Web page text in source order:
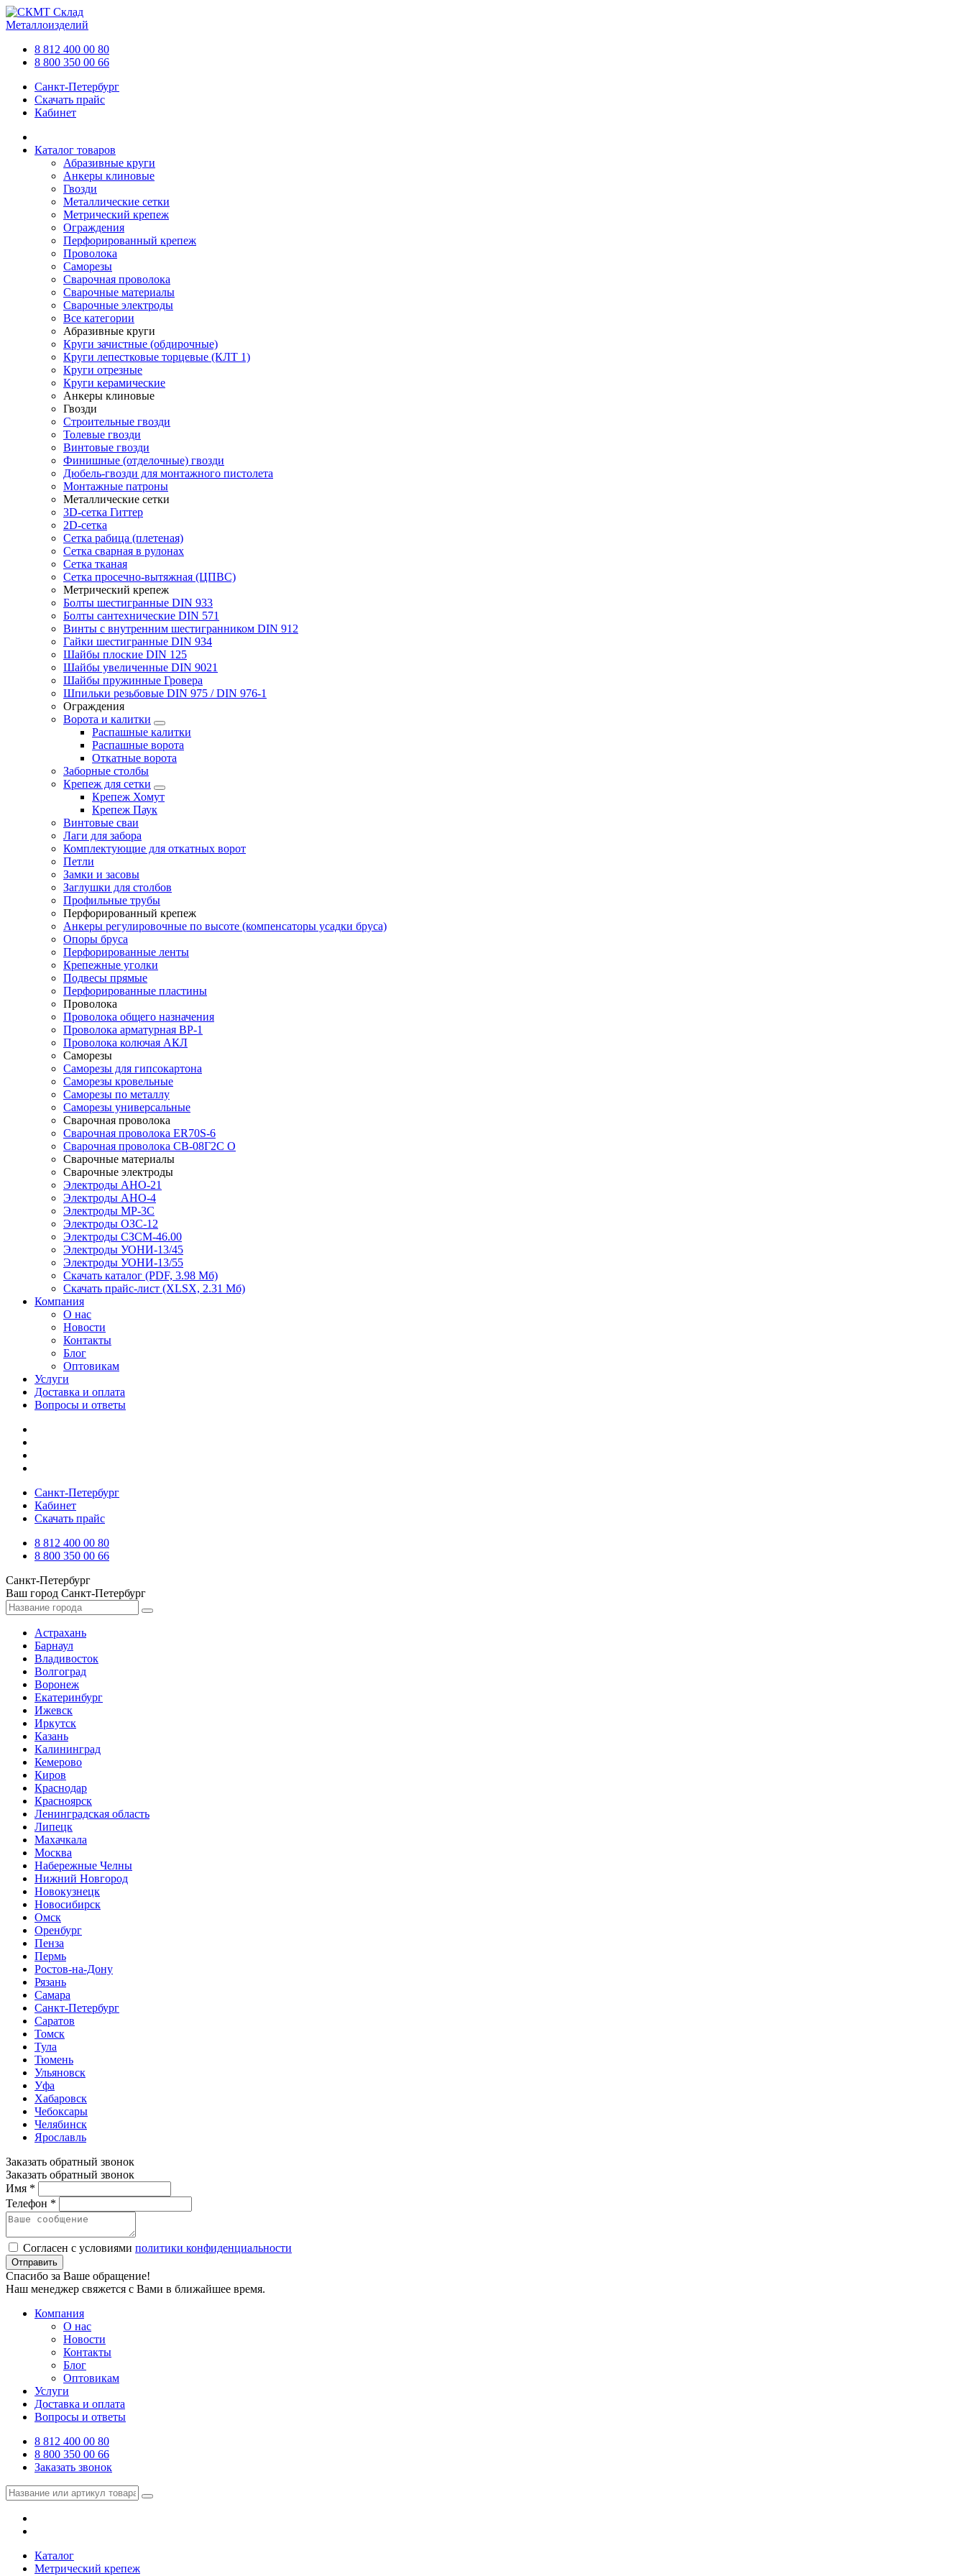
Склад
Металлоизделий
8 812 400 00 80
8 800 350 00 66
Санкт-Петербург
Скачать прайс
Кабинет
Каталог товаров
Абразивные круги
Анкеры клиновые
Гвозди
Металлические сетки
Метрический крепеж
Ограждения
Перфорированный крепеж
Проволока
Саморезы
Сварочная проволока
Сварочные материалы
Сварочные электроды
Все категории
Абразивные круги
Круги зачистные (обдирочные)
Круги лепестковые торцевые (КЛТ 1)
Круги отрезные
Круги керамические
Анкеры клиновые
Гвозди
Строительные гвозди
Толевые гвозди
Винтовые гвозди
Финишные (отделочные) гвозди
Дюбель-гвозди для монтажного пистолета
Монтажные патроны
Металлические сетки
3D-сетка Гиттер
2D-сетка
Сетка рабица (плетеная)
Сетка сварная в рулонах
Сетка тканая
Сетка просечно-вытяжная (ЦПВС)
Метрический крепеж
Болты шестигранные DIN 933
Болты сантехнические DIN 571
Винты с внутренним шестигранником DIN 912
Гайки шестигранные DIN 934
Шайбы плоские DIN 125
Шайбы увеличенные DIN 9021
Шайбы пружинные Гровера
Шпильки резьбовые DIN 975 / DIN 976-1
Ограждения
Ворота и калитки
Распашные калитки
Распашные ворота
Откатные ворота
Заборные столбы
Крепеж для сетки
Крепеж Хомут
Крепеж Паук
Винтовые сваи
Лаги для забора
Комплектующие для откатных ворот
Петли
Замки и засовы
Заглушки для столбов
Профильные трубы
Перфорированный крепеж
Анкеры регулировочные по высоте (компенсаторы усадки бруса)
Опоры бруса
Перфорированные ленты
Крепежные уголки
Подвесы прямые
Перфорированные пластины
Проволока
Проволока общего назначения
Проволока арматурная ВР-1
Проволока колючая АКЛ
Саморезы
Саморезы для гипсокартона
Саморезы кровельные
Саморезы по металлу
Саморезы универсальные
Сварочная проволока
Сварочная проволока ER70S-6
Сварочная проволока СВ-08Г2С О
Сварочные материалы
Сварочные электроды
Электроды АНО-21
Электроды АНО-4
Электроды МР-3С
Электроды ОЗС-12
Электроды СЗСМ-46.00
Электроды УОНИ-13/45
Электроды УОНИ-13/55
Скачать каталог (PDF, 3.98 Мб)
Скачать прайс-лист (XLSX, 2.31 Мб)
Компания
О нас
Новости
Контакты
Блог
Оптовикам
Услуги
Доставка и оплата
Вопросы и ответы
Санкт-Петербург
Кабинет
Скачать прайс
8 812 400 00 80
8 800 350 00 66
Санкт-Петербург
Ваш город Санкт-Петербург
Астрахань
Барнаул
Владивосток
Волгоград
Воронеж
Екатеринбург
Ижевск
Иркутск
Казань
Калининград
Кемерово
Киров
Краснодар
Красноярск
Ленинградская область
Липецк
Махачкала
Москва
Набережные Челны
Нижний Новгород
Новокузнецк
Новосибирск
Омск
Оренбург
Пенза
Пермь
Ростов-на-Дону
Рязань
Самара
Санкт-Петербург
Саратов
Томск
Тула
Тюмень
Ульяновск
Уфа
Хабаровск
Чебоксары
Челябинск
Ярославль
Заказать обратный звонок
Заказать обратный звонок
Имя *
Телефон *
Согласен с условиями политики конфиденциальности
Отправить
Спасибо за Ваше обращение!
Наш менеджер свяжется с Вами в ближайшее время.
Компания
О нас
Новости
Контакты
Блог
Оптовикам
Услуги
Доставка и оплата
Вопросы и ответы
8 812 400 00 80
8 800 350 00 66
Заказать звонок
Каталог
Метрический крепеж